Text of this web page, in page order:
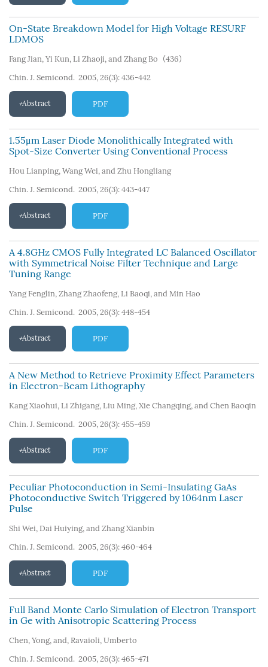
On-State Breakdown Model for High Voltage RESURF
LDMOS
Fang Jian, Yi Kun, Li Zhaoji, and Zhang Bo（436）
Chin. J. Semicond. 2005, 26(3): 436-442
Abstract PDF
1.55μm Laser Diode Monolithically Integrated with
Spot-Size Converter Using Conventional Process
Hou Lianping, Wang Wei, and Zhu Hongliang
Chin. J. Semicond. 2005, 26(3): 443-447
Abstract PDF
A 4.8GHz CMOS Fully Integrated LC Balanced Oscillator
with Symmetrical Noise Filter Technique and Large
Tuning Range
Yang Fenglin, Zhang Zhaofeng, Li Baoqi, and Min Hao
Chin. J. Semicond. 2005, 26(3): 448-454
Abstract PDF
A New Method to Retrieve Proximity Effect Parameters
in Electron-Beam Lithography
Kang Xiaohui, Li Zhigang, Liu Ming, Xie Changqing, and Chen Baoqin
Chin. J. Semicond. 2005, 26(3): 455-459
Abstract PDF
Peculiar Photoconduction in Semi-Insulating GaAs
Photoconductive Switch Triggered by 1064nm Laser
Pulse
Shi Wei, Dai Huiying, and Zhang Xianbin
Chin. J. Semicond. 2005, 26(3): 460-464
Abstract PDF
Full Band Monte Carlo Simulation of Electron Transport
in Ge with Anisotropic Scattering Process
Chen, Yong, and, Ravaioli, Umberto
Chin. J. Semicond. 2005, 26(3): 465-471